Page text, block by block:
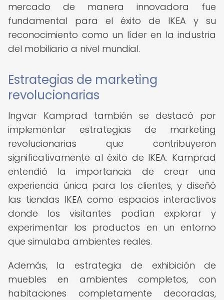
mercado de manera innovadora fue
fundamental para el éxito de IKEA y su
reconocimiento como un líder en la industria
del mobiliario a nivel mundial.
Estrategias de marketing
revolucionarias
Ingvar Kamprad también se destacó por
implementar estrategias de marketing
revolucionarias que contribuyeron
significativamente al éxito de IKEA. Kamprad
entendió la importancia de crear una
experiencia única para los clientes, y diseñó
las tiendas IKEA como espacios interactivos
donde los visitantes podían explorar y
experimentar los productos en un entorno
que simulaba ambientes reales.
Además, la estrategia de exhibición de
muebles en ambientes completos, con
habitaciones completamente decoradas,